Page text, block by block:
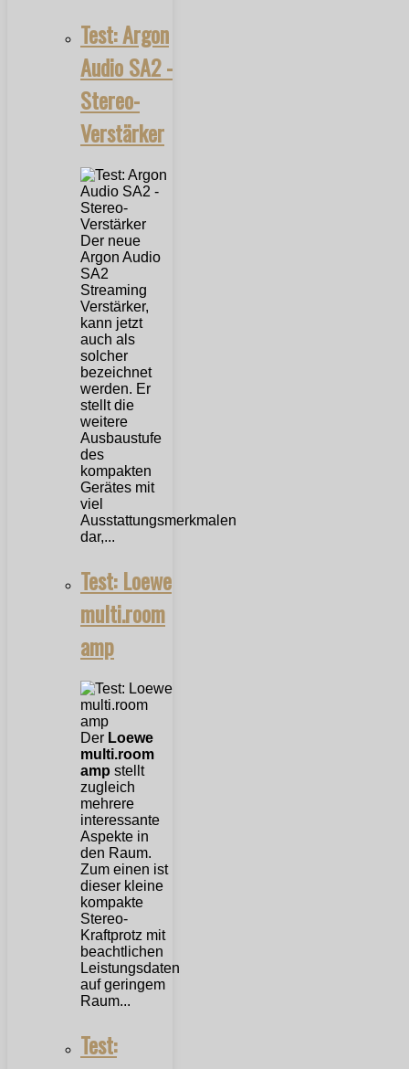
Test: Argon
Audio SA2 -
Stereo-
Verstärker
Der neue
Argon Audio
SA2
Streaming
Verstärker,
kann jetzt
auch als
solcher
bezeichnet
werden. Er
stellt die
weitere
Ausbaustufe
des
kompakten
Gerätes mit
viel
Ausstattungsmerkmalen
dar,...
Test: Loewe
multi.room
amp
Der Loewe
multi.room
amp stellt
zugleich
mehrere
interessante
Aspekte in
den Raum.
Zum einen ist
dieser kleine
kompakte
Stereo-
Kraftprotz mit
beachtlichen
Leistungsdaten
auf geringem
Raum...
Test: